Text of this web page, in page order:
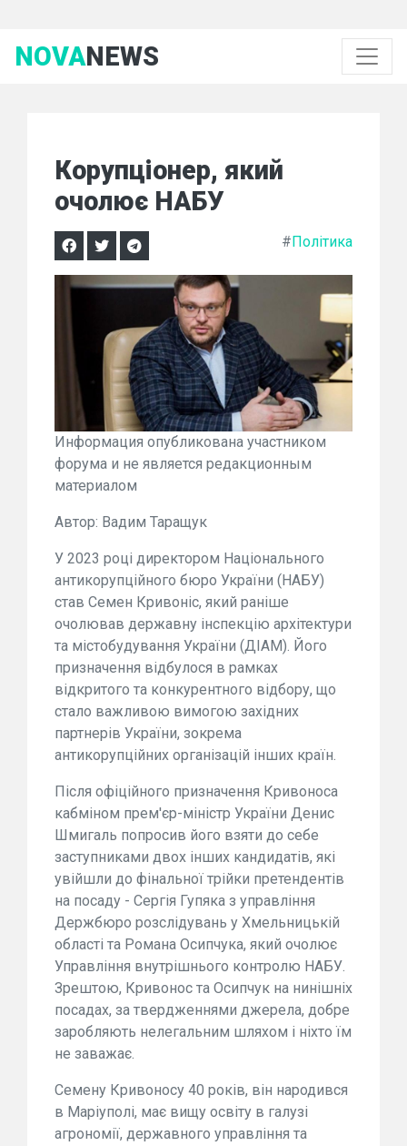
NOVANEWS
Корупціонер, який
очолює НАБУ
#Політика
Информация опубликована участником
форума и не является редакционным
материалом
Автор: Вадим Таращук
У 2023 році директором Національного
антикорупційного бюро України (НАБУ)
став Семен Кривоніс, який раніше
очолював державну інспекцію архітектури
та містобудування України (ДІАМ). Його
призначення відбулося в рамках
відкритого та конкурентного відбору, що
стало важливою вимогою західних
партнерів України, зокрема
антикорупційних організацій інших країн.
Після офіційного призначення Кривоноса
кабміном прем'єр-міністр України Денис
Шмигаль попросив його взяти до себе
заступниками двох інших кандидатів, які
увійшли до фінальної трійки претендентів
на посаду - Сергія Гупяка з управління
Держбюро розслідувань у Хмельницькій
області та Романа Осипчука, який очолює
Управління внутрішнього контролю НАБУ.
Зрештою, Кривонос та Осипчук на нинішніх
посадах, за твердженнями джерела, добре
заробляють нелегальним шляхом і ніхто їм
не заважає.
Семену Кривоносу 40 років, він народився
в Маріуполі, має вищу освіту в галузі
агрономії, державного управління та